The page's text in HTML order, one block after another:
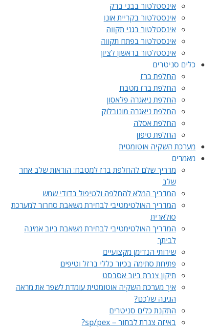
אינסטלטור בבני ברק
אינסטלטור בקריית אונו
אינסטלטור בגני תקווה
אינסטלטור בפתח תקווה
אינסטלטור בראשון לציון
כלים סניטרים
החלפת ברז
החלפת ברז מטבח
החלפת ניאגרה פלאסון
החלפת ניאגרה מונובלוק
החלפת אסלה
החלפת סיפון
מערכת השקיה אוטומטית
מאמרים
מדריך שלם להחלפת ברז למטבח: הוראות שלב אחר
שלב
המדריך המלא להחלפה ולטיפול בדודי שמש
המדריך האולטימטיבי לבחירת משאבת סחרור למערכת
סולארית
המדריך האולטימטיבי לבחירת משאבת ביוב אמינה
לביתך
שירותי הנדימן מקצועיים
פתיחת סתימה בכיור כללי ברזל וטיפים
תיקון צנרת ביוב אסבסט
איך מערכת השקיה אוטומטית עומדת לשפר את מראה
הגינה שלכם?
התקנת כלים סניטרים
באיזה צנרת לבחור – sp/pex?